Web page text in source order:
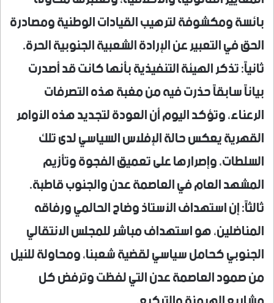
بائسة ومكشوفة لترهيب القيادات الوطنية ومصادرة
الحق في التعبير عن الإرادة الشعبية الجنوبية الحرة.
​ثانياً: تذكر الهيئة التنفيذية بأنها كانت قد أصدرت
بياناً سابقاً حذرت فيه من مغبة هذه التصرفات
الرعناء، وتؤكد اليوم أن العودة لتجديد هذه الأوامر
القهرية يعكس حالة الإفلاس السياسي لدى تلك
السلطات، وإصرارها على تعميق الفجوة وتأزيم
المشهد العام في العاصمة عدن والجنوب قاطبة.
​ثالثاً: إن استهداف الأستاذ وضاح الحالمي ورفاقه
المناضلين، هو استهداف مباشر للمجلس الانتقالي
الجنوبي كحامل سياسي لقضية شعبنا، ومحاولة للنيل
من صمود العاصمة عدن التي لفظت وترفض كل